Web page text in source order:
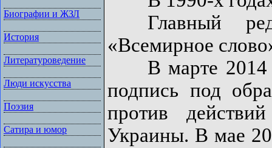
Биографии и ЖЗЛ
История
Литературоведение
Люди искусства
Поэзия
Сатира и юмор
Главный
«Всемирное
В марте 2014
подпись под
против
Украины. В мае